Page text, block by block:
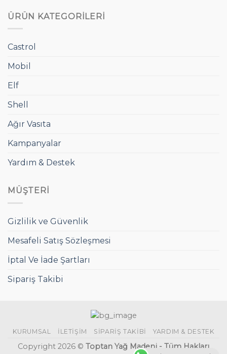
ÜRÜN KATEGORILERI
Castrol
Mobil
Elf
Shell
Ağır Vasıta
Kampanyalar
Yardım & Destek
MÜŞTERI
Gizlilik ve Güvenlik
Mesafeli Satış Sözleşmesi
İptal Ve İade Şartları
Sipariş Takibi
KURUMSAL İLETIŞIM SIPARIŞ TAKIBI YARDIM & DESTEK
Copyright 2026 © Toptan Yağ Madeni - Tüm Hakları